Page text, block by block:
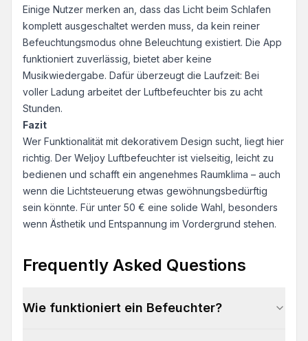
Einige Nutzer merken an, dass das Licht beim Schlafen
komplett ausgeschaltet werden muss, da kein reiner
Befeuchtungsmodus ohne Beleuchtung existiert. Die App
funktioniert zuverlässig, bietet aber keine
Musikwiedergabe. Dafür überzeugt die Laufzeit: Bei
voller Ladung arbeitet der Luftbefeuchter bis zu acht
Stunden.
Fazit
Wer Funktionalität mit dekorativem Design sucht, liegt hier
richtig. Der Weljoy Luftbefeuchter ist vielseitig, leicht zu
bedienen und schafft ein angenehmes Raumklima – auch
wenn die Lichtsteuerung etwas gewöhnungsbedürftig
sein könnte. Für unter 50 € eine solide Wahl, besonders
wenn Ästhetik und Entspannung im Vordergrund stehen.
Frequently Asked Questions
Wie funktioniert ein Befeuchter?